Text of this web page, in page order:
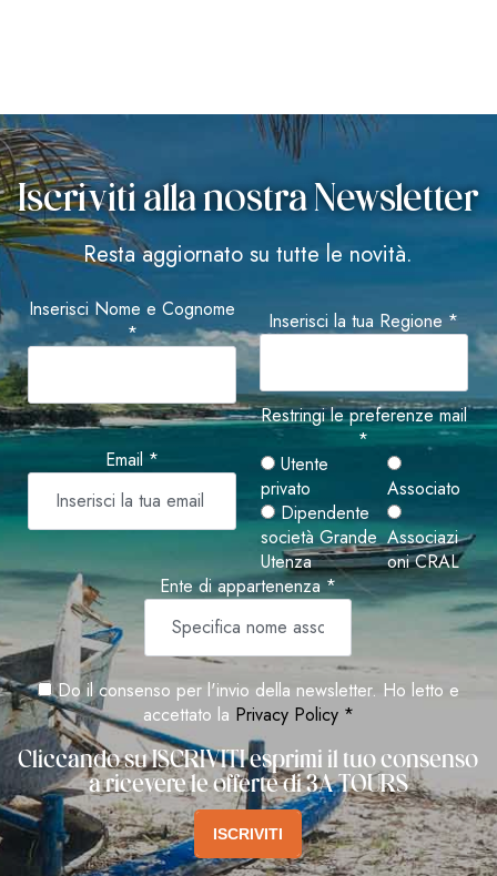
Iscriviti alla nostra Newsletter
Resta aggiornato su tutte le novità.
Inserisci Nome e Cognome
*
Inserisci la tua Regione *
Email *
Restringi le preferenze mail
*
Utente
privato
Associato
Dipendente
società Grande
Utenza
Associazi
oni CRAL
Ente di appartenenza *
Do il consenso per l'invio della newsletter. Ho letto e
accettato la Privacy Policy *
Cliccando su ISCRIVITI esprimi il tuo consenso
a ricevere le offerte di 3A TOURS
ISCRIVITI